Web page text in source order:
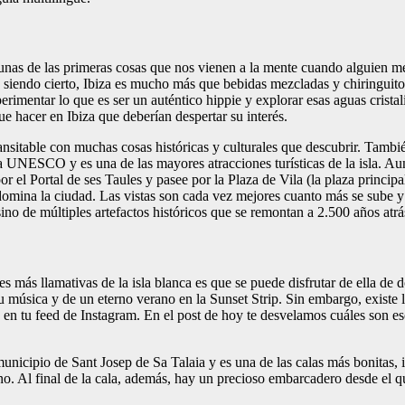
de las primeras cosas que nos vienen a la mente cuando alguien
cierto, Ibiza es mucho más que bebidas mezcladas y
lo que es ser un auténtico hippie y explorar esas aguas
hacer en Ibiza que deberían despertar su interés.
con muchas cosas históricas y culturales que descubrir.
y es una de las mayores atracciones turísticas de la isla.
el Portal de ses Taules y pasee por la Plaza de Vila (la plaza
la ciudad. Las vistas son cada vez mejores cuanto más se sube
de múltiples artefactos históricos que se remontan a 2.500 años
más llamativas de la isla blanca es que se puede disfrutar de ella
y de un eterno verano en la Sunset Strip. Sin embargo,
tu feed de Instagram. En el post de hoy te desvelamos cuáles son
de Sant Josep de Sa Talaia y es una de las calas más
Al final de la cala, además, hay un precioso embarcadero desde el